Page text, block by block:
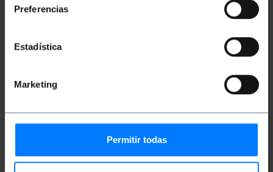
Preferencias
Estadística
Marketing
Permitir todas
Numero di pacchi: 1
Dimensioni del pacchi: 20.0 x 15.0 x 5.0 cm